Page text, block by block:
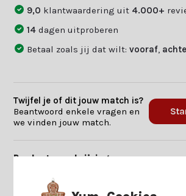
9,0 klantwaardering uit 4.000+
14dagen uitproberen
Betaal zoals jij dat wilt:vooraf
Twijfel je of dit jouw match is?
Beantwoord enkele vragen en
we vinden jouw match.
Productomschrijving